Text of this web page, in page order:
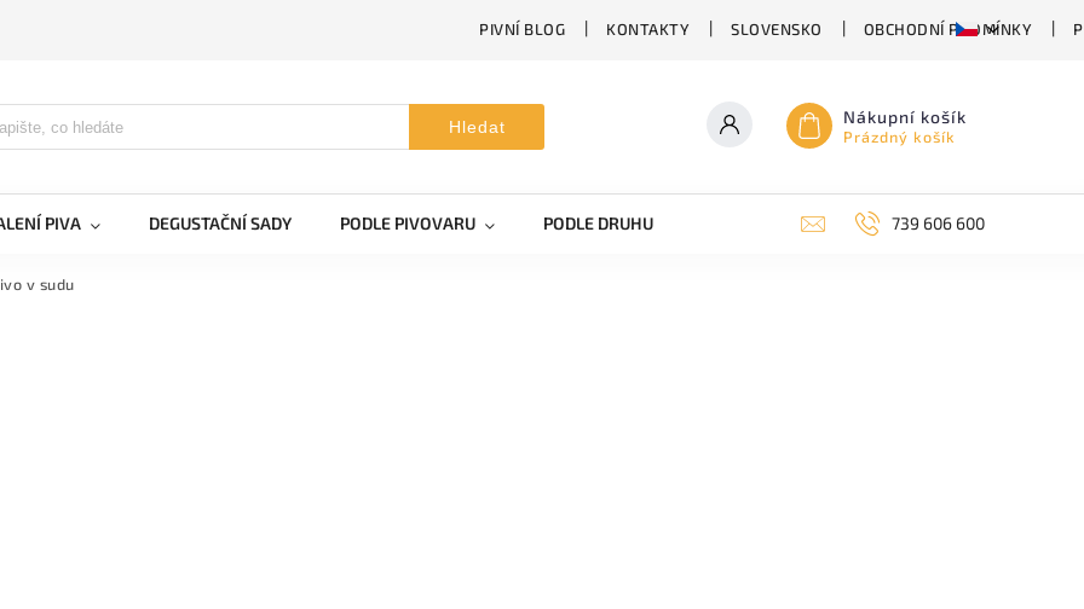
PIVNÍ BLOG KONTAKTY SLOVENSKO OBCHODNÍ PODMÍNKY
Hledat Nákupní košík
Prázdný košík
PIVA DEGUSTAČNÍ SADY PODLE PIVOVARU PODLE DRUHU PIVA SUDOVÉ PIVO PIVO V PLECHU
739 606 600
v sudu